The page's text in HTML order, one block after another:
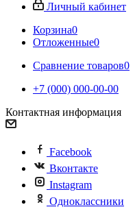
Личный кабинет
Корзина0
Отложенные0
Сравнение товаров0
+7 (000) 000-00-00
Контактная информация
Facebook
Вконтакте
Instagram
Одноклассники